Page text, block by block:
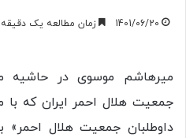
1401/06/20 زمان مطالعه یک دقیقه
میرهاشم موسوی در حاشیه
جمعیت هلال احمر ایران که با
داوطلبان جمعیت هلال احمر»